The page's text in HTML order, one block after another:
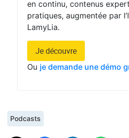
en continu, contenus
pratiques, augmentée par
LamyLia.
Je découvre
Ou je demande une démo
Podcasts